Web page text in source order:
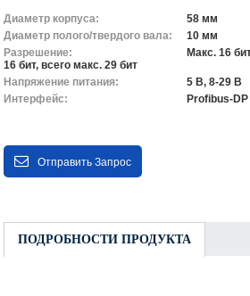
Диаметр корпуса:
58 мм
Диаметр полого/твердого вала:
10 мм
Разрешение:
Макс. 16
16 бит, всего макс. 29 бит
Напряжение питания:
5 В, 8-29 В
Интерфейс:
Profibus-DP
Отправить Запрос
ПОДРОБНОСТИ ПРОДУКТА